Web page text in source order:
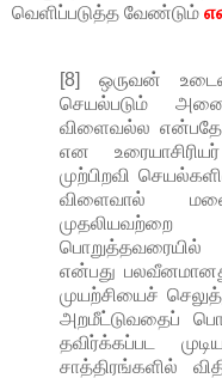
வெளிப்படுத்த வேண்டும்
[8] ஒருவன்
செயல்படும்
விளைவல்ல
என உரையாசிரியர்
முற்பிறவி
விளைவால்
பொறுத்தவரையில்
என்பது
முயற்சியைச்
அறமீட்டுவதைப்
தவிர்க்கப்பட
சாத்திரங்களில்